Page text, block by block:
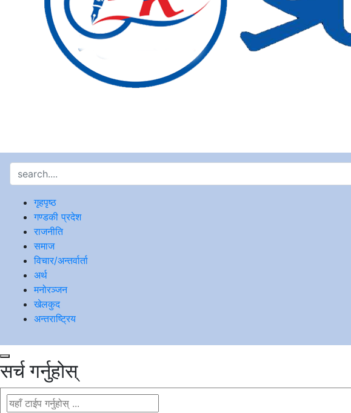
गृहपृष्ठ
गण्डकी प्रदेश
राजनीति
समाज
विचार/अन्तर्वार्ता
अर्थ
मनोरञ्जन
खेलकुद
अन्तराष्ट्रिय
सर्च गर्नुहोस्